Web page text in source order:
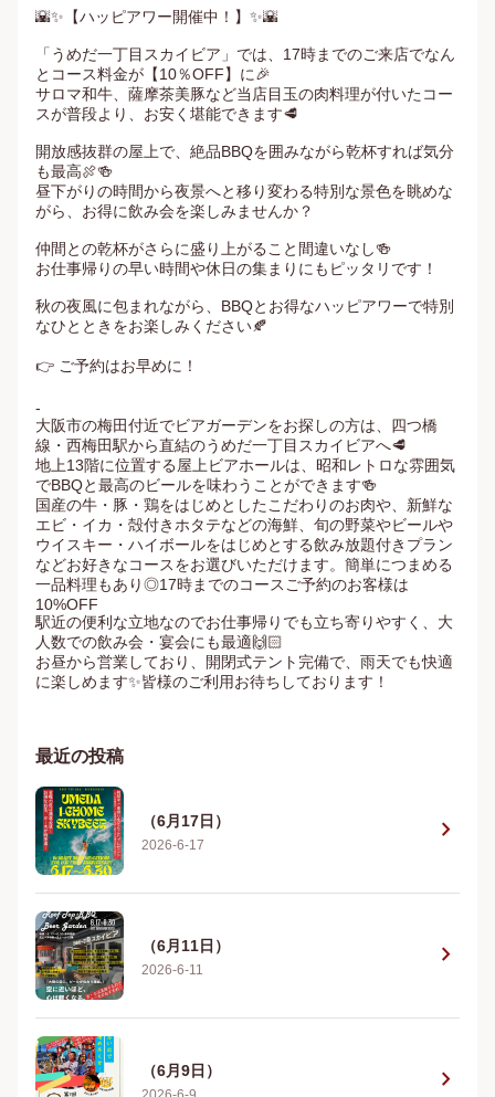
🌇✨【ハッピアワー開催中！】✨🌇
「うめだ一丁目スカイビア」では、17時までのご来店でなん
とコース料金が【10％OFF】に🎉
サロマ和牛、薩摩茶美豚など当店目玉の肉料理が付いたコー
スが普段より、お安く堪能できます🥩
開放感抜群の屋上で、絶品BBQを囲みながら乾杯すれば気分
も最高🍖🍻
昼下がりの時間から夜景へと移り変わる特別な景色を眺めな
がら、お得に飲み会を楽しみませんか？
仲間との乾杯がさらに盛り上がること間違いなし🍻
お仕事帰りの早い時間や休日の集まりにもピッタリです！
秋の夜風に包まれながら、BBQとお得なハッピアワーで特別
なひとときをお楽しみください🍂
👉 ご予約はお早めに！
-
大阪市の梅田付近でビアガーデンをお探しの方は、四つ橋
線・西梅田駅から直結のうめだ一丁目スカイビアへ🥩
地上13階に位置する屋上ビアホールは、昭和レトロな雰囲気
でBBQと最高のビールを味わうことができます🍻
国産の牛・豚・鶏をはじめとしたこだわりのお肉や、新鮮な
エビ・イカ・殻付きホタテなどの海鮮、旬の野菜やビールや
ウイスキー・ハイボールをはじめとする飲み放題付きプラン
などお好きなコースをお選びいただけます。簡単につまめる
一品料理もあり◎17時までのコースご予約のお客様は
10%OFF
駅近の便利な立地なのでお仕事帰りでも立ち寄りやすく、大
人数での飲み会・宴会にも最適🙌🏻
お昼から営業しており、開閉式テント完備で、雨天でも快適
に楽しめます✨皆様のご利用お待ちしております！
最近の投稿
（6月17日）
2026-6-17 chevron_right
（6月11日）
2026-6-11 chevron_right
（6月9日） chevron_right